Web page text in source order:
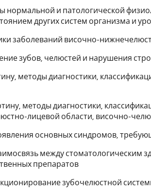
нормальной и патологической
других систем организма и
заболеваний височно-
зубов, челюстей и нарушения
методы диагностики,
методы диагностики,
лицевой области, височно-
основных синдромов,
между стоматологическим
препаратов
зубочелюстной